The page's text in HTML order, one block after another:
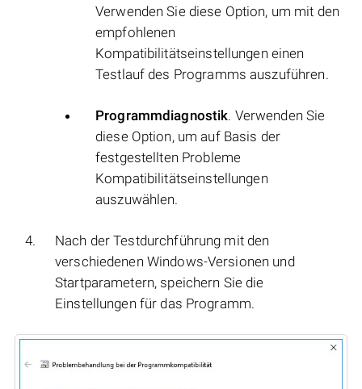
Verwenden Sie diese Option, um mit den
empfohlenen
Kompatibilitätseinstellungen einen
Testlauf des Programms auszuführen.
Programmdiagnostik. Verwenden Sie
diese Option, um auf Basis der
festgestellten Probleme
Kompatibilitätseinstellungen
auszuwählen.
Nach der Testdurchführung mit den
verschiedenen Windows-Versionen und
Startparametern, speichern Sie die
Einstellungen für das Programm.